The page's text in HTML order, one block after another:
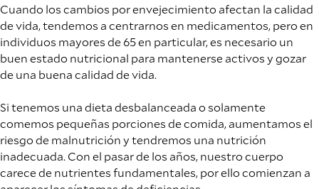
Cuando los cambios por envejecimiento afectan la calidad
de vida, tendemos a centrarnos en medicamentos, pero en
individuos mayores de 65 en particular, es necesario un
buen estado nutricional para mantenerse activos y gozar
de una buena calidad de vida.
Si tenemos una dieta desbalanceada o solamente
comemos pequeñas porciones de comida, aumentamos el
riesgo de malnutrición y tendremos una nutrición
inadecuada. Con el pasar de los años, nuestro cuerpo
carece de nutrientes fundamentales, por ello comienzan a